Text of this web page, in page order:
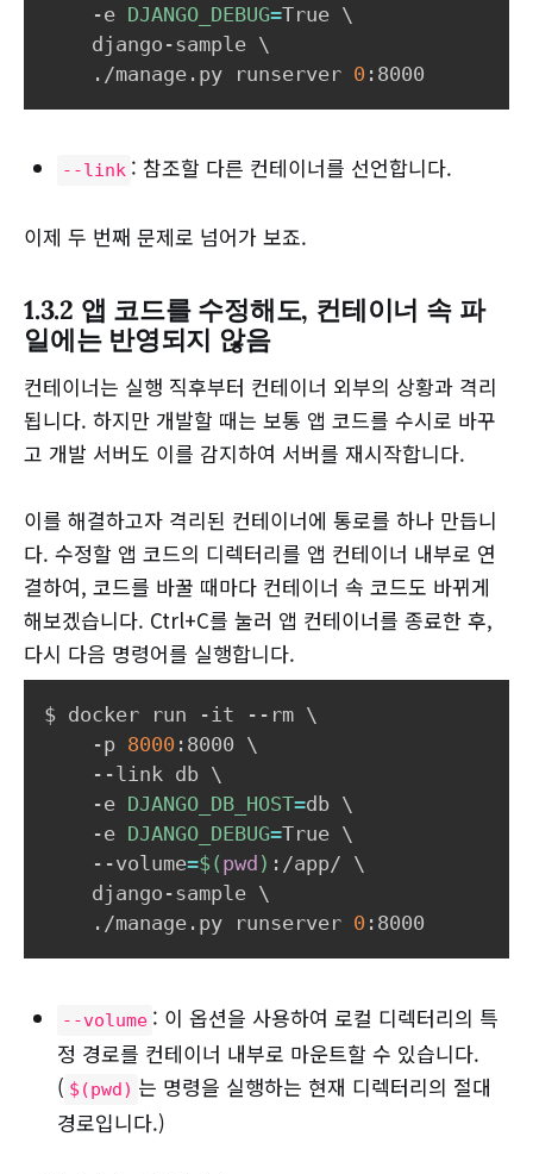
    -e
DJANGO_DEBUG=True \
    django-sample
\
    ./manage.py runserver
0
--link : 참조할 다른 컨테이너를 선언합니다.
이제 두 번째 문제로 넘어가 보죠.
1.3.2 앱 코드를 수정해도, 컨테이너 속 파
일에는 반영되지 않음
컨테이너는 실행 직후부터 컨테이너 외부의 상황과 격리
됩니다. 하지만 개발할 때는 보통 앱 코드를 수시로 바꾸
고 개발 서버도 이를 감지하여 서버를 재시작합니다.
이를 해결하고자 격리된 컨테이너에 통로를 하나 만듭니
다. 수정할 앱 코드의 디렉터리를 앱 컨테이너 내부로 연
결하여, 코드를 바꿀 때마다 컨테이너 속 코드도 바뀌게
해보겠습니다. Ctrl+C를 눌러 앱 컨테이너를 종료한 후,
다시 다음 명령어를 실행합니다.
$ docker run -it --rm \
    -p
8000 :8000 \
    --link db
\
    -e
DJANGO_DB_HOST=db \
    -e
DJANGO_DEBUG=True \
    --volume
=$( pwd ) :/app/ \
    django-sample
\
    ./manage.py runserver
0
--volume : 이 옵션을 사용하여 로컬 디렉터리의 특
정 경로를 컨테이너 내부로 마운트할 수 있습니다.
( $(pwd) 는 명령을 실행하는 현재 디렉터리의 절대
경로입니다.)